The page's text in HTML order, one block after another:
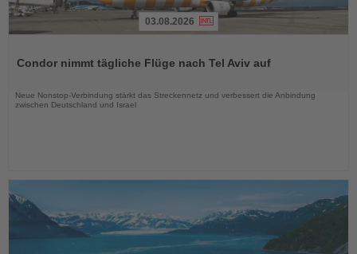
die
03.08.2026
Condor nimmt tägliche Flüge nach Tel Aviv auf
Neue Nonstop-Verbindung stärkt das Streckennetz und verbessert die Anbindung
zwischen Deutschland und Israel